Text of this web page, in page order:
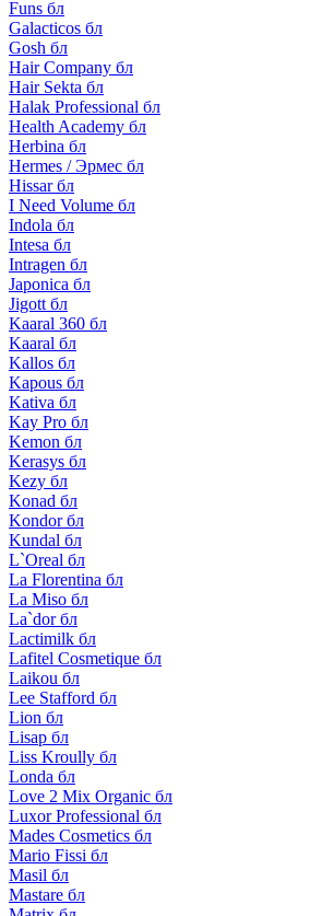
Funs бл
Galacticos бл
Gosh бл
Hair Company бл
Hair Sekta бл
Halak Professional бл
Health Academy бл
Herbina бл
Hermes / Эрмес бл
Hissar бл
I Need Volume бл
Indola бл
Intesa бл
Intragen бл
Japonica бл
Jigott бл
Kaaral 360 бл
Kaaral бл
Kallos бл
Kapous бл
Kativa бл
Kay Pro бл
Kemon бл
Kerasys бл
Kezy бл
Konad бл
Kondor бл
Kundal бл
L`Oreal бл
La Florentina бл
La Miso бл
La`dor бл
Lactimilk бл
Lafitel Cosmetique бл
Laikou бл
Lee Stafford бл
Lion бл
Lisap бл
Liss Kroully бл
Londa бл
Love 2 Mix Organic бл
Luxor Professional бл
Mades Cosmetics бл
Mario Fissi бл
Masil бл
Mastare бл